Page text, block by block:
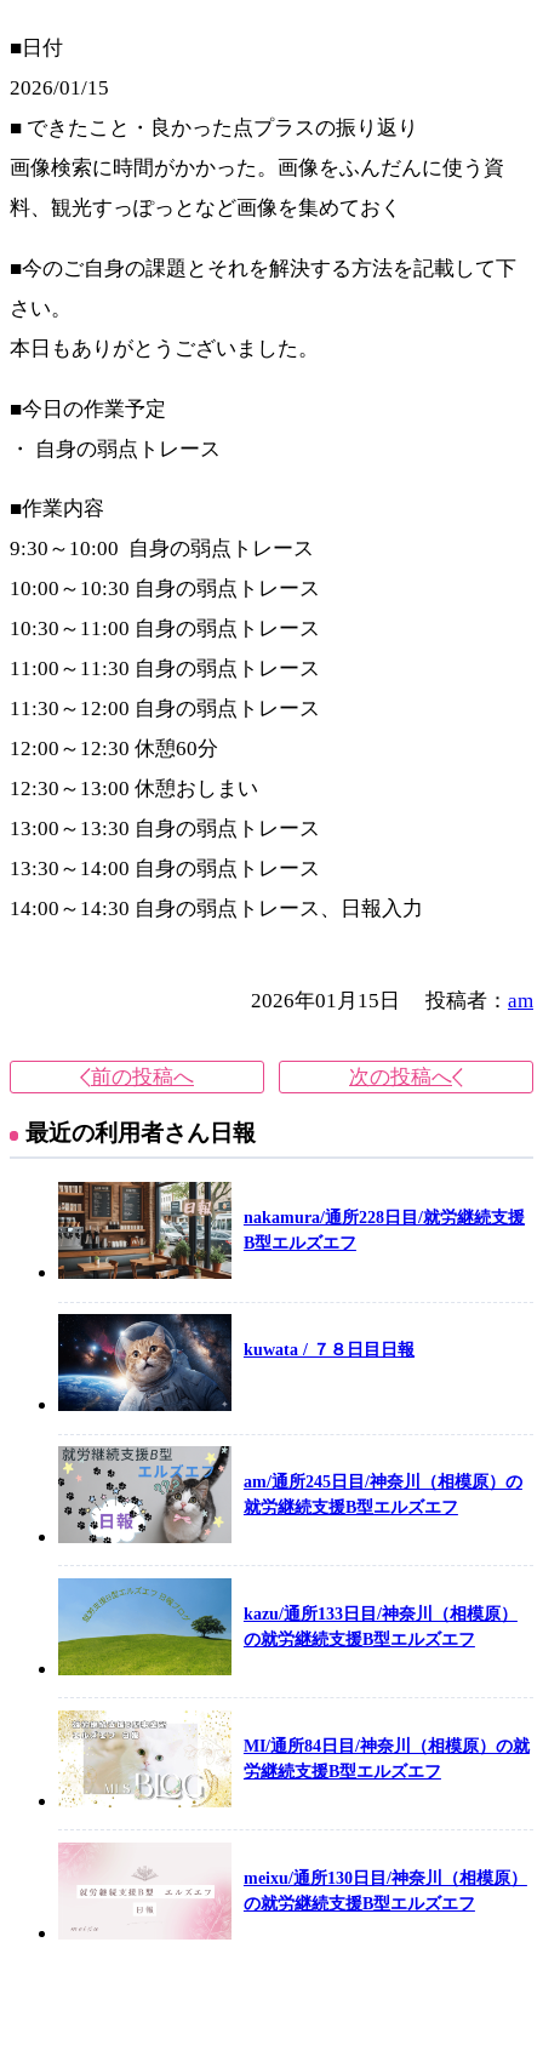
■日付
2026/01/15
■ できたこと・良かった点プラスの振り返り
画像検索に時間がかかった。画像をふんだんに使う資
料、観光すっぽっとなど画像を集めておく
■今のご自身の課題とそれを解決する方法を記載して下
さい。
本日もありがとうございました。
■今日の作業予定
・ 自身の弱点トレース
■作業内容
9:30～10:00 自身の弱点トレース
10:00～10:30 自身の弱点トレース
10:30～11:00 自身の弱点トレース
11:00～11:30 自身の弱点トレース
11:30～12:00 自身の弱点トレース
12:00～12:30 休憩60分
12:30～13:00 休憩おしまい
13:00～13:30 自身の弱点トレース
13:30～14:00 自身の弱点トレース
14:00～14:30 自身の弱点トレース、日報入力
2026年01月15日 投稿者： am
前の投稿へ 次の投稿へ
最近の利用者さん日報
nakamura/通所228日目/就労継続支援
B型エルズエフ
kuwata / ７８日目日報
am/通所245日目/神奈川（相模原）の
就労継続支援B型エルズエフ
kazu/通所133日目/神奈川（相模原）
の就労継続支援B型エルズエフ
MI/通所84日目/神奈川（相模原）の就
労継続支援B型エルズエフ
meixu/通所130日目/神奈川（相模原）
の就労継続支援B型エルズエフ